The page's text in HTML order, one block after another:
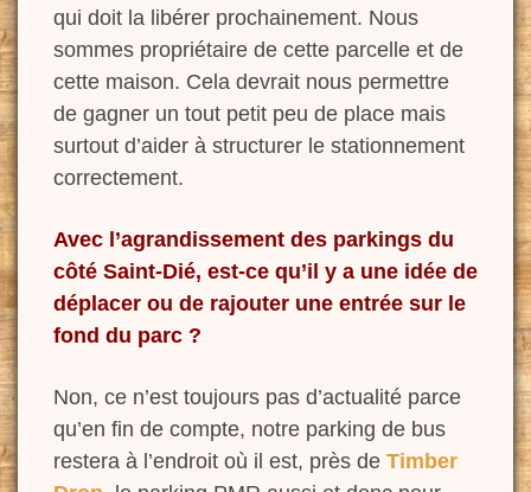
qui doit la libérer prochainement. Nous
sommes propriétaire de cette parcelle et de
cette maison. Cela devrait nous permettre
de gagner un tout petit peu de place mais
surtout d’aider à structurer le stationnement
correctement.
Avec l’agrandissement des parkings du
côté Saint-Dié, est-ce qu’il y a une idée de
déplacer ou de rajouter une entrée sur le
fond du parc ?
Non, ce n’est toujours pas d’actualité parce
qu’en fin de compte, notre parking de bus
restera à l’endroit où il est, près de Timber